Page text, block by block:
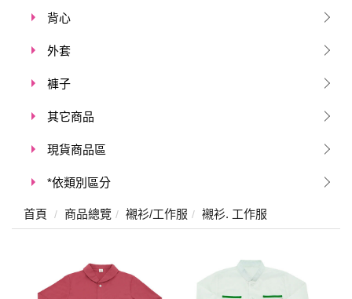
背心
外套
褲子
其它商品
現貨商品區
*依類別區分
首頁 商品總覽 襯衫/工作服 襯衫. 工作服